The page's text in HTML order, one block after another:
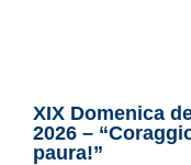
XIX Domenica
2026 –
paura!”